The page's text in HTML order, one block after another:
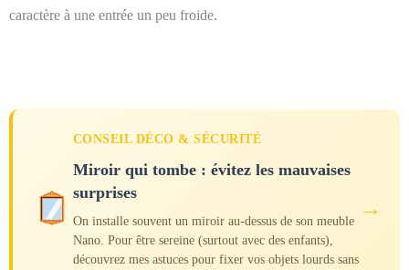
caractère à une entrée un peu froide.
CONSEIL DÉCO & SÉCURITÉ
Miroir qui tombe : évitez les mauvaises
surprises
On installe souvent un miroir au-dessus de son meuble
Nano. Pour être sereine (surtout avec des enfants),
découvrez mes astuces pour fixer vos objets lourds sans
→